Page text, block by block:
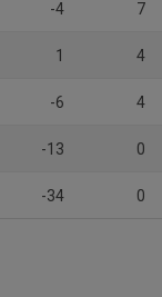
-4 7
1 4
-6 4
-13 0
-34 0